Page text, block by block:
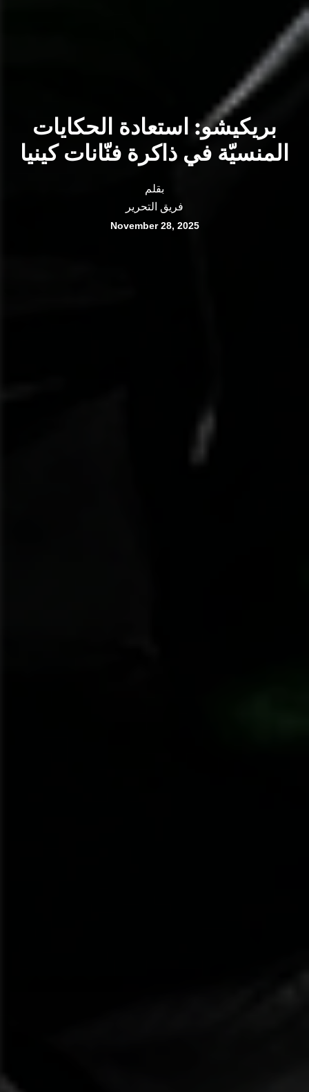
بريكيشو: استعادة الحكايات
المنسيّة في ذاكرة فنّانات كينيا
بقلم
فريق التحرير
November 28, 2025